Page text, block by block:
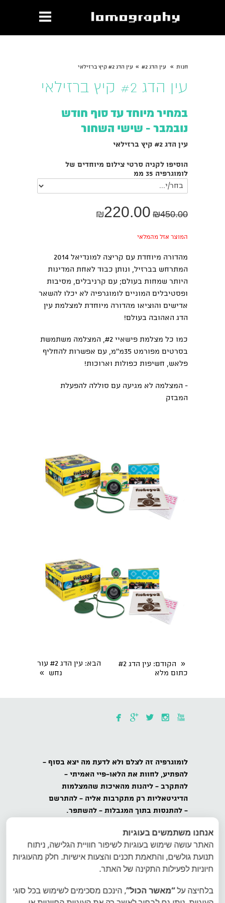
חנות » עין הדג #2 » עין הדג #2 קיץ ברזילאי
עין הדג #2 קיץ ברזילאי
במחיר מיוחד עד סוף חודש
נובמבר - שישי השחור
עין הדג #2 קיץ ברזילאי
הוסיפו לקניה סרטי צילום מיוחדים של
לומוגרפיה 35 ממ
₪450.00
₪220.00
המוצר אזל מהמלאי
מהדורה מיוחדת עם קריצה למונדיאל 2014
המתרחש בברזיל, ונותן כבוד לאחת המדינות
היותר שמחות בעולם; עם קרניבלים, מסיבות
ופסטיבלים המוניים לומוגרפיה לא יכלו להשאר
אדישים והוציאו מהדורה מיוחדת למצלמת עין
הדג האהובה בעולם!
כמו כל מצלמת פישאיי #2, המצלמה משתמשת
בסרטים מפורמט 35מ''מ, עם אפשרות להחליף
פלאש, חשיפות כפולות וארוכות!
- המצלמה לא מגיעה עם סוללה להפעלת
המבזק
« הקודם
: עין הדג #2
כתום מלא
הבא
: עין הדג #2 עור
נחש »
    
לומוגרפיה זה לצלם ולא לדעת מה יצא בסוף -
להפתיע, לחוות את הלאו-פיי האמיתי -
להתקרב - ליהנות מהאיכות שהמצלמות
הדיגיטאליות רק מתקרבות אליה - להתרשם
- להתנסות בתוך המגבלות - להשתפר.
כל הזכויות שמורות לאינטרפוטו, לומוגרפיה
ישראל, ט.ל.ח.
הצטרפו למועדון הלומוגרפים בישראל - הרשמה
אנחנו משתמשים בעוגיות
האתר עושה שימוש בעוגיות לשיפור חוויית הגלישה, ניתוח
תנועת גולשים, והתאמת תכנים והצעות אישיות. חלק מהעוגיות
חיוניות לפעילות התקינה של האתר.
בלחיצה על“מאשר הכול”, הינכם מסכימים לשימוש בכל סוגי